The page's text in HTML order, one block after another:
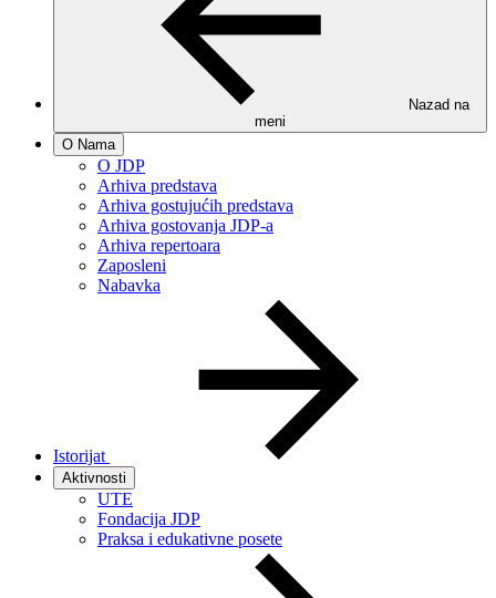
Nazad na
meni
O Nama
O JDP
Arhiva predstava
Arhiva gostujućih predstava
Arhiva gostovanja JDP-a
Arhiva repertoara
Zaposleni
Nabavka
Istorijat
Aktivnosti
UTE
Fondacija JDP
Praksa i edukativne posete